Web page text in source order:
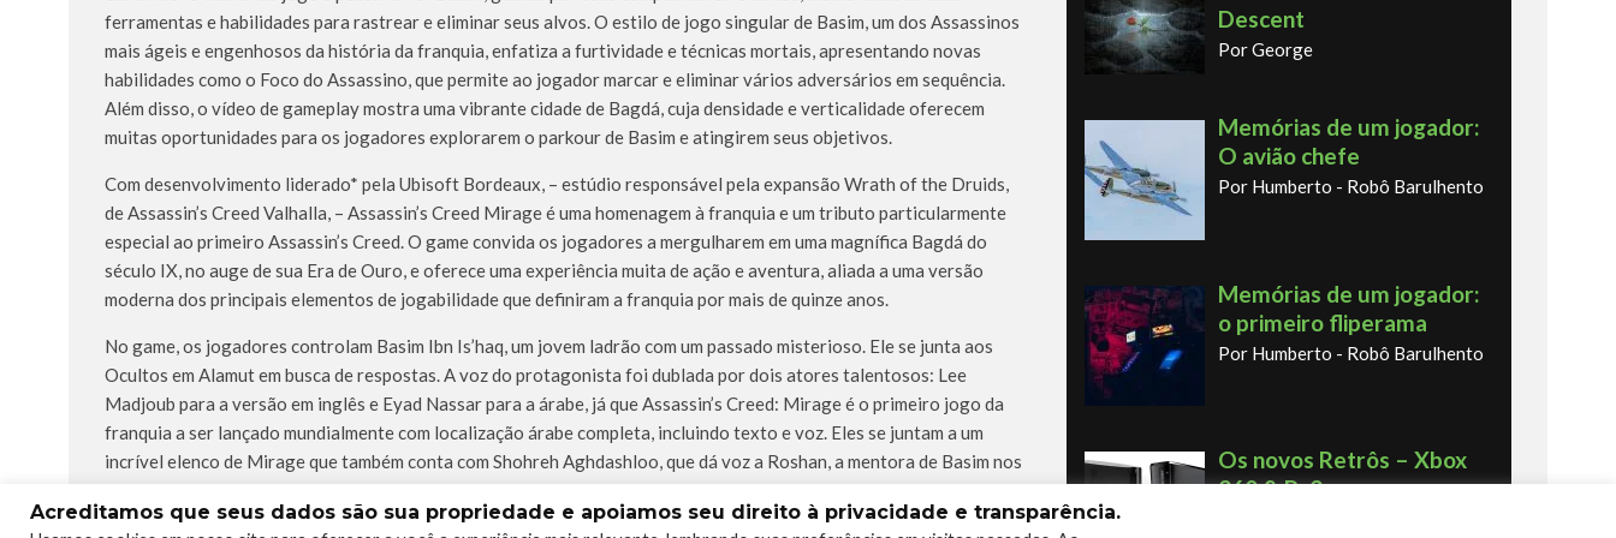
ferramentas e habilidades para rastrear e eliminar seus alvos. O estilo de jogo singular de Basim, um dos Assassinos
mais ágeis e engenhosos da história da franquia, enfatiza a furtividade e técnicas mortais, apresentando novas
habilidades como o Foco do Assassino, que permite ao jogador marcar e eliminar vários adversários em sequência.
Além disso, o vídeo de gameplay mostra uma vibrante cidade de Bagdá, cuja densidade e verticalidade oferecem
muitas oportunidades para os jogadores explorarem o parkour de Basim e atingirem seus objetivos.
Com desenvolvimento liderado* pela Ubisoft Bordeaux, – estúdio responsável pela expansão Wrath of the Druids,
de Assassin’s Creed Valhalla, – Assassin’s Creed Mirage é uma homenagem à franquia e um tributo particularmente
especial ao primeiro Assassin’s Creed. O game convida os jogadores a mergulharem em uma magnífica Bagdá do
século IX, no auge de sua Era de Ouro, e oferece uma experiência muita de ação e aventura, aliada a uma versão
moderna dos principais elementos de jogabilidade que definiram a franquia por mais de quinze anos.
No game, os jogadores controlam Basim Ibn Is’haq, um jovem ladrão com um passado misterioso. Ele se junta aos
Ocultos em Alamut em busca de respostas. A voz do protagonista foi dublada por dois atores talentosos: Lee
Madjoub para a versão em inglês e Eyad Nassar para a árabe, já que Assassin’s Creed: Mirage é o primeiro jogo da
franquia a ser lançado mundialmente com localização árabe completa, incluindo texto e voz. Eles se juntam a um
incrível elenco de Mirage que também conta com Shohreh Aghdashloo, que dá voz a Roshan, a mentora de Basim nos
Ocultos.
Descent
Por George
Memórias de um jogador:
O avião chefe
Por Humberto - Robô Barulhento
Memórias de um jogador:
o primeiro fliperama
Por Humberto - Robô Barulhento
Os novos Retrôs – Xbox
360 & Ps3
Acreditamos que seus dados são sua propriedade e apoiamos seu direito à privacidade e transparência.